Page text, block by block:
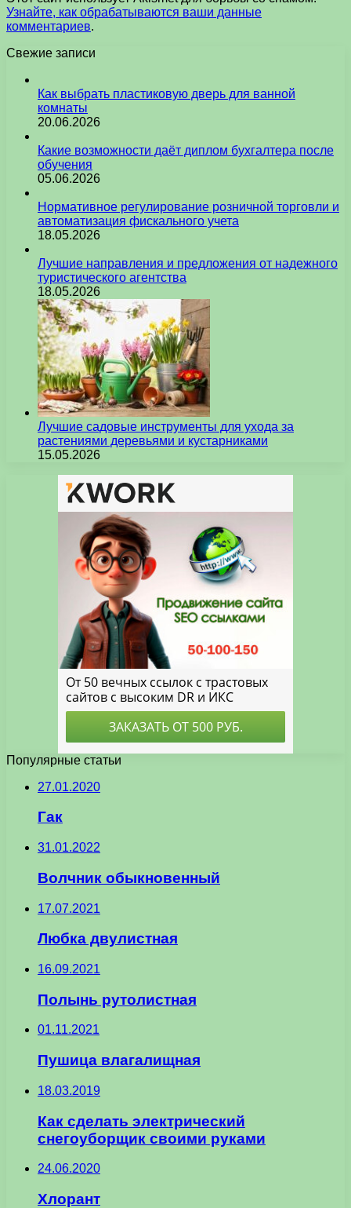
Узнайте, как обрабатываются ваши данные
комментариев.
Свежие записи
Как выбрать пластиковую дверь для ванной
комнаты
20.06.2026
Какие возможности даёт диплом бухгалтера после
обучения
05.06.2026
Нормативное регулирование розничной торговли и
автоматизация фискального учета
18.05.2026
Лучшие направления и предложения от надежного
туристического агентства
18.05.2026
Лучшие садовые инструменты для ухода за
растениями деревьями и кустарниками
15.05.2026
Популярные статьи
27.01.2020
Гак
31.01.2022
Волчник обыкновенный
17.07.2021
Любка двулистная
16.09.2021
Полынь рутолистная
01.11.2021
Пушица влагалищная
18.03.2019
Как сделать электрический
снегоуборщик своими руками
24.06.2020
Хлорант